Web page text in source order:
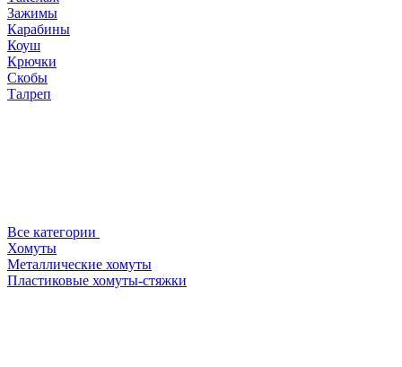
Зажимы
Карабины
Коуш
Крючки
Скобы
Талреп
Все категории
Хомуты
Металлические хомуты
Пластиковые хомуты-стяжки